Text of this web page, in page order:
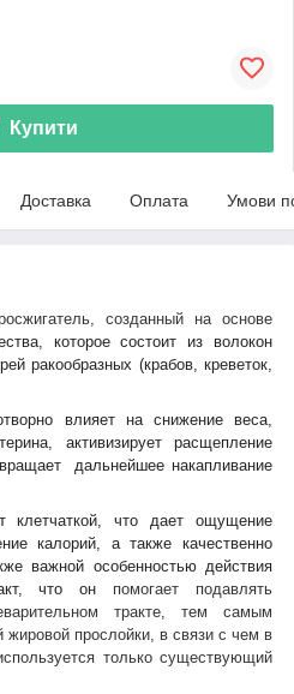
Купити
Доставка Оплата Умови
созданный на основе
котороесостоит из волокон
ракообразных (крабов, креветок,
влияет на снижение веса,
активизирует расщепление
дальнейшее накапливание
клетчаткой,что дает ощущение
калорий, а также качественно
важной особенностью действия
что он помогает подавлять
тракте, тем самым
прослойки, в связи с чем в
только существующий